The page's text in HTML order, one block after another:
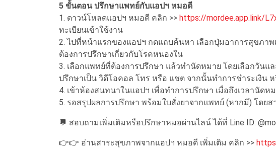
5 ขั้นตอน ปรึกษาแพทย์กับแอปฯ หมอดี
1. ดาวน์โหลดแอปฯ หมอดี คลิก >> https://mordee.app.link/
ทะเบียนเข้าใช้งาน
2. ไปที่หน้าแรกของแอปฯ กดแถบค้นหา เลือกปุ่มอาการสุขภ
ต้องการปรึกษาเกี่ยวกับโรคหนองใน
3. เลือกแพทย์ที่ต้องการปรึกษา แล้วทำนัดหมาย โดยเลือกวันแ
ปรึกษาเป็น วิดีโอคอล โทร หรือ แชต จากนั้นทำการชำระเงิน
4. เข้าห้องสนทนาในแอปฯ เพื่อทำการปรึกษา เมื่อถึงเวลานัดห
5. รอสรุปผลการปรึกษา พร้อมใบสั่งยาจากแพทย์ (หากมี) โดย
💬 สอบถามเพิ่มเติมหรือปรึกษาหมอผ่านไลน์ ได้ที่ Line ID:
👉👉 อ่านสาระสุขภาพจากแอปฯ หมอดี เพิ่มเติม คลิก >>